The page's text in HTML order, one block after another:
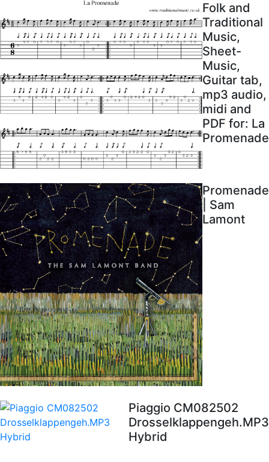
Folk and
Traditional
Music,
Sheet-
Music,
Guitar tab,
mp3 audio,
midi and
PDF for: La
Promenade
Promenade
| Sam
Lamont
Piaggio CM082502
Drosselklappengeh.MP3
Hybrid